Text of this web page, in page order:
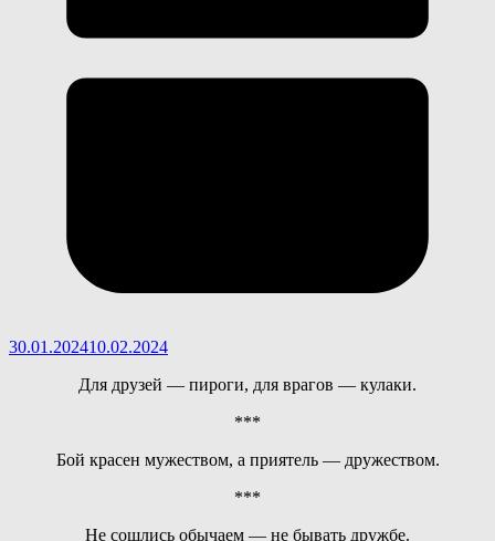
30.01.202410.02.2024
Для друзей — пироги, для врагов — кулаки.
***
Бой красен мужеством, а приятель — дружеством.
***
Не сошлись обычаем — не бывать дружбе.